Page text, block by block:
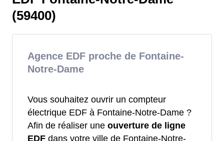
(59400)
Agence EDF proche de Fontaine-
Notre-Dame
Vous souhaitez ouvrir un compteur
électrique EDF à Fontaine-Notre-Dame ?
Afin de réaliser une ouverture de ligne
EDF dans votre ville de Fontaine-Notre-